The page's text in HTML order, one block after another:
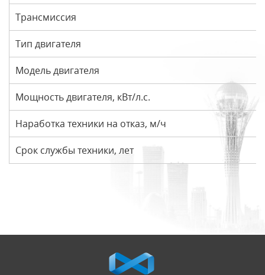
Трансмиссия
Тип двигателя
Модель двигателя
Мощность двигателя, кВт/л.с.
Наработка техники на отказ, м/ч
Срок службы техники, лет